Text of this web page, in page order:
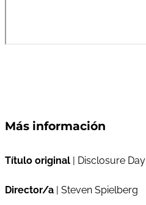
Más información
Título original | Disclosure Day
Director/a | Steven Spielberg